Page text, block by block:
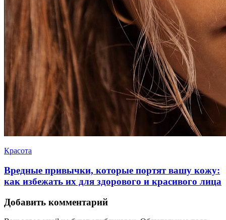
Красота
Вредные привычки, которые портят вашу кожу:
как избежать их для здорового и красивого лица
Добавить комментарий